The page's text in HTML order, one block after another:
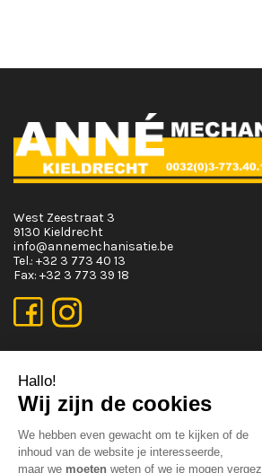
OPENINGSUREN
Maandag T.E.M. Vrijdag :
Zaterdag :
Van 08:00 tot 12:00
West Zeestraat 3
9130 Kieldrecht
info@annemechanisatie.be
Tel.: +32 3 773 40 13
Fax: +32 3 773 39 18